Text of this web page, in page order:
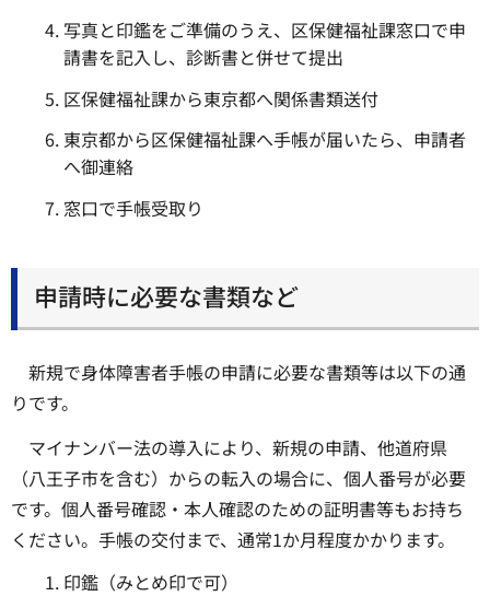
写真と印鑑をご準備のうえ、区保健福祉課窓口で申
請書を記入し、診断書と併せて提出
区保健福祉課から東京都へ関係書類送付
東京都から区保健福祉課へ手帳が届いたら、申請者
へ御連絡
窓口で手帳受取り
申請時に必要な書類など
新規で身体障害者手帳の申請に必要な書類等は以下の通
りです。
マイナンバー法の導入により、新規の申請、他道府県
（八王子市を含む）からの転入の場合に、個人番号が必要
です。個人番号確認・本人確認のための証明書等もお持ち
ください。手帳の交付まで、通常1か月程度かかります。
印鑑（みとめ印で可）